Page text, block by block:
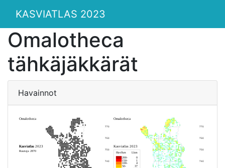
KASVIATLAS 2023
Omalotheca
tähkäjäkkärät
Havainnot